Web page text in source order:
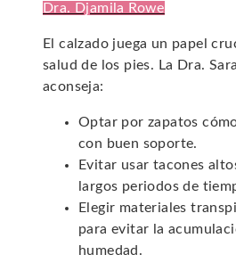
Dra. Djamila Rowe
El calzado juega un papel
salud de los pies. La Dra.
aconseja:
Optar por zapatos
con buen soporte.
Evitar usar tacones
largos periodos de
Elegir materiales
para evitar la
humedad.